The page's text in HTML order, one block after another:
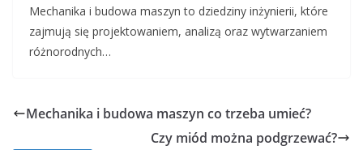
Mechanika i budowa maszyn to dziedziny inżynierii, które
zajmują się projektowaniem, analizą oraz wytwarzaniem
różnorodnych…
Mechanika i budowa maszyn co trzeba umieć?
Czy miód można podgrzewać?